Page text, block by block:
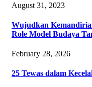
August 31, 2023
‎Wujudkan
Role Model Budaya
February 28, 2026
25 Tewas dalam